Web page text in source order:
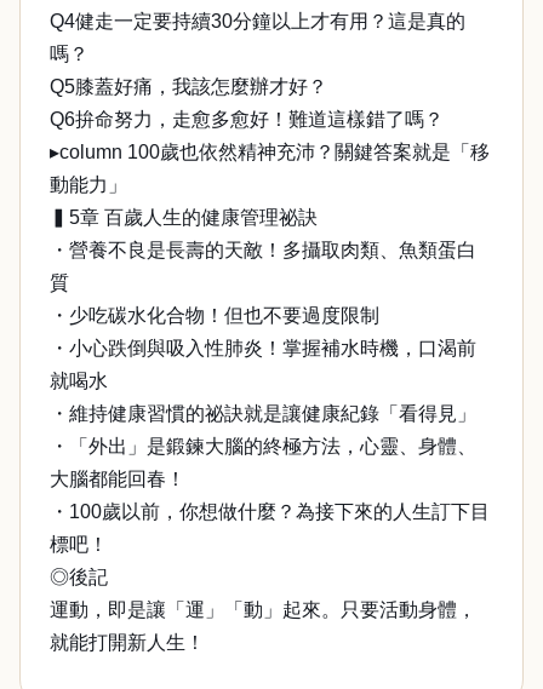
Q4健走一定要持續30分鐘以上才有用？這是真的
嗎？
Q5膝蓋好痛，我該怎麼辦才好？
Q6拚命努力，走愈多愈好！難道這樣錯了嗎？
▸column 100歲也依然精神充沛？關鍵答案就是「移
動能力」
▍5章 百歲人生的健康管理祕訣
・營養不良是長壽的天敵！多攝取肉類、魚類蛋白
質
・少吃碳水化合物！但也不要過度限制
・小心跌倒與吸入性肺炎！掌握補水時機，口渴前
就喝水
・維持健康習慣的祕訣就是讓健康紀錄「看得見」
・「外出」是鍛鍊大腦的終極方法，心靈、身體、
大腦都能回春！
・100歲以前，你想做什麼？為接下來的人生訂下目
標吧！
◎後記
運動，即是讓「運」「動」起來。只要活動身體，
就能打開新人生！